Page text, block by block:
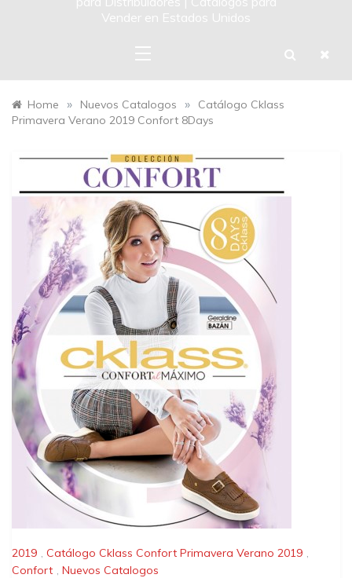
Vender en Estados Unidos
Home » Nuevos Catalogos »
Catálogo Cklass
Primavera Verano 2019 Confort 8Days
2019 , Catálogo Cklass Confort Primavera Verano 2019 ,
Confort , Nuevos Catalogos